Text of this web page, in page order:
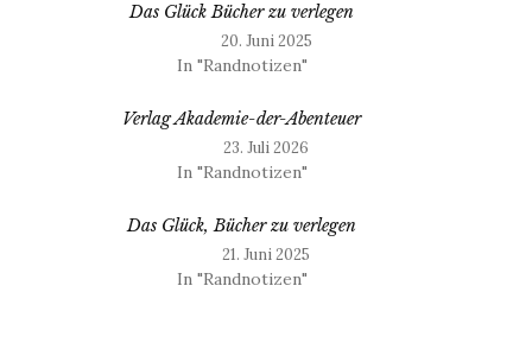
Das Glück Bücher zu verlegen
20. Juni 2025
In "Randnotizen"
Verlag Akademie-der-Abenteuer
23. Juli 2026
In "Randnotizen"
Das Glück, Bücher zu verlegen
21. Juni 2025
In "Randnotizen"